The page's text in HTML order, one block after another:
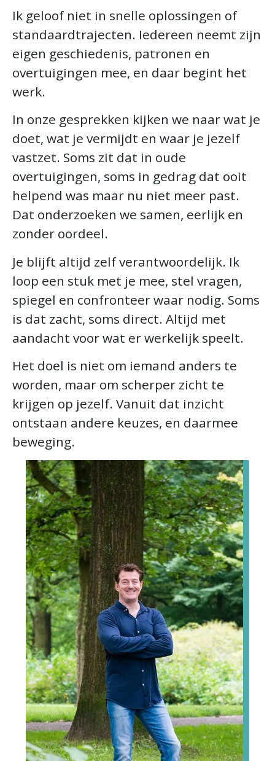
Ik geloof niet in snelle oplossingen of
standaardtrajecten. Iedereen neemt zijn
eigen geschiedenis, patronen en
overtuigingen mee, en daar begint het
werk.
In onze gesprekken kijken we naar wat je
doet, wat je vermijdt en waar je jezelf
vastzet. Soms zit dat in oude
overtuigingen, soms in gedrag dat ooit
helpend was maar nu niet meer past.
Dat onderzoeken we samen, eerlijk en
zonder oordeel.
Je blijft altijd zelf verantwoordelijk. Ik
loop een stuk met je mee, stel vragen,
spiegel en confronteer waar nodig. Soms
is dat zacht, soms direct. Altijd met
aandacht voor wat er werkelijk speelt.
Het doel is niet om iemand anders te
worden, maar om scherper zicht te
krijgen op jezelf. Vanuit dat inzicht
ontstaan andere keuzes, en daarmee
beweging.